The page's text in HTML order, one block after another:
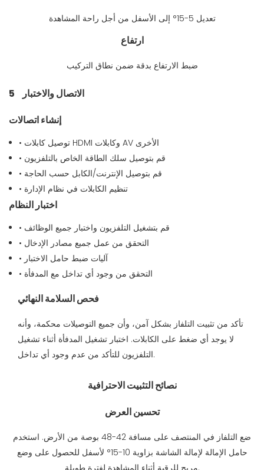
تعديل 5-15° إلى الأسفل من أجل راحة المشاهدة
ارتفاع
ضبط الارتفاع بدقة ضمن نطاق التركيب
5
الاتصال والاختبار
إنشاء اتصالات
• توصيل كابلات HDMI وكابلات AV الأخرى
• قم بتوصيل سلك الطاقة الخاص بالتلفزيون
• قم بتوصيل الإنترنت/الكابل حسب الحاجة
• تنظيم الكابلات في نظام الإدارة
اختبار النظام
• قم بتشغيل التلفزيون واختبار جميع الوظائف
• التحقق من عمل جميع مصادر الإدخال
• آليات ضبط حامل الاختبار
• التحقق من وجود أي تداخل مع المدفأة
فحص السلامة النهائي
تأكد من تثبيت التلفاز بشكل آمن، وأن جميع التوصيلات محكمة، وأنه
لا يوجد أي ضغط على الكابلات. اختبار تشغيل المدفأة أثناء تشغيل
التلفزيون للتأكد من عدم وجود أي تداخل.
نصائح التثبيت الاحترافية
تحسين العرض
ضع التلفاز في المنتصف على مسافة 42-48 بوصة من الأرض. استخدم
حامل الإمالة لإمالة الشاشة بزاوية 10-15° لأسفل للحصول على وضع
مريح للرقبة أثناء المشاهدة لفترة طويلة.